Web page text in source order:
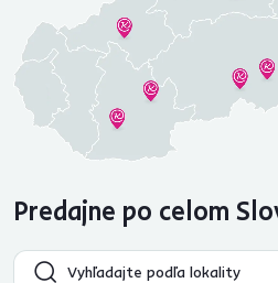
Predajne po celom